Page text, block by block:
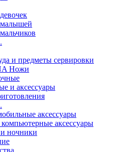
и предметы сервировки
Ножи
и аксессуары
аксессуары
аксессуары
ночники